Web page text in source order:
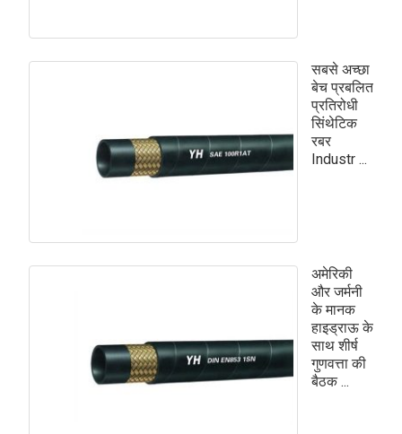
सबसे अच्छा
बेच प्रबलित
प्रतिरोधी
सिंथेटिक
रबर
Industr ...
अमेरिकी
और जर्मनी
के मानक
हाइड्राऊ के
साथ शीर्ष
गुणवत्ता की
बैठक ...